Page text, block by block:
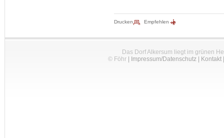
Drucken Empfehlen
Das Dorf Alkersum liegt im grünen
© Föhr| Impressum/Datenschutz| Kontakt